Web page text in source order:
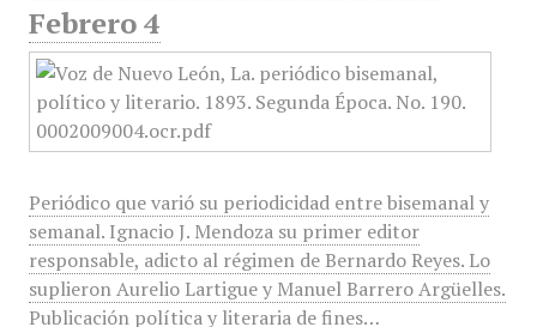
Febrero 4
Periódico que varió su periodicidad entre bisemanal y
semanal. Ignacio J. Mendoza su primer editor
responsable, adicto al régimen de Bernardo Reyes. Lo
suplieron Aurelio Lartigue y Manuel Barrero Argüelles.
Publicación política y literaria de fines…